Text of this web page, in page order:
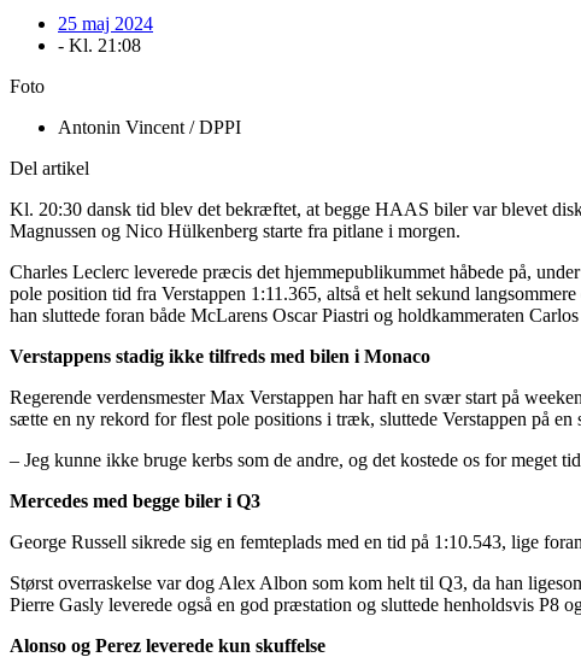
25 maj 2024
- Kl. 21:08
Foto
Antonin Vincent / DPPI
Del artikel
Kl. 20:30 dansk tid blev det bekræftet, at begge HAAS biler var blevet
Magnussen og Nico Hülkenberg starte fra pitlane i morgen.
Charles Leclerc leverede præcis det hjemmepublikummet håbede på,
pole position tid fra Verstappen 1:11.365, altså et helt sekund
han sluttede foran både McLarens Oscar Piastri og holdkammeraten
Verstappens stadig ikke tilfreds med bilen i Monaco
Regerende verdensmester Max Verstappen har haft en svær start på
sætte en ny rekord for flest pole positions i træk, sluttede Verstappen på
– Jeg kunne ikke bruge kerbs som de andre, og det kostede os for
Mercedes med begge biler i Q3
George Russell sikrede sig en femteplads med en tid på 1:10.543, lige
Størst overraskelse var dog Alex Albon som kom helt til Q3, da han
Pierre Gasly leverede også en god præstation og sluttede henholdsvis P8
Alonso og Perez leverede kun skuffelse